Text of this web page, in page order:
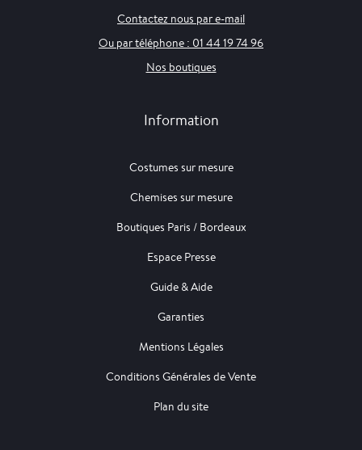
Contactez nous par e-mail
Ou par téléphone : 01 44 19 74 96
Nos boutiques
Information
Costumes sur mesure
Chemises sur mesure
Boutiques Paris / Bordeaux
Espace Presse
Guide & Aide
Garanties
Mentions Légales
Conditions Générales de Vente
Plan du site